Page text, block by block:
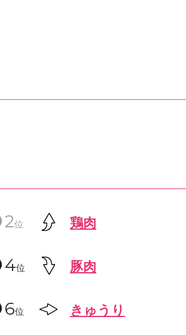
2位 鶏肉
4位 豚肉
6位 きゅうり